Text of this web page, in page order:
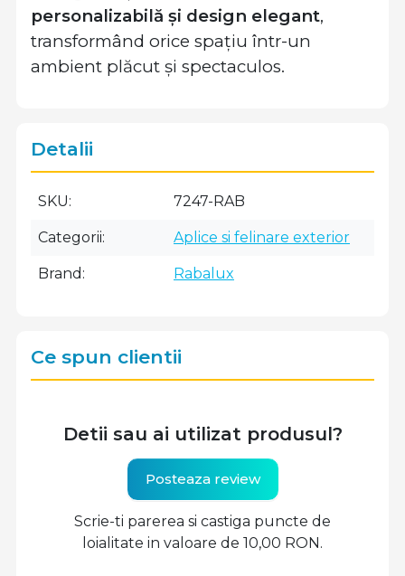
personalizabilă și design elegant,
transformând orice spațiu într-un
ambient plăcut și spectaculos.
Detalii
SKU 7247-RAB
Categorii Aplice si felinare exterior
Brand Rabalux
Ce spun clientii
Detii sau ai utilizat produsul?
Posteaza review
Scrie-ti parerea si castiga puncte de
loialitate in valoare de 10,00 RON.